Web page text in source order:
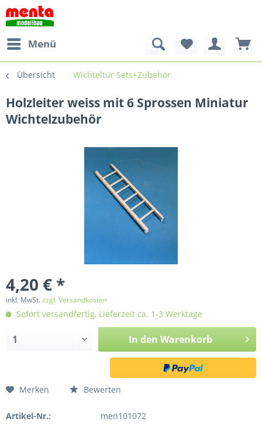
Menü
Übersicht Wichteltür Sets+Zubehör
Holzleiter weiss mit 6 Sprossen Miniatur
Wichtelzubehör
4,20 € *
inkl. MwSt.zzgl. Versandkosten
Sofort versandfertig, Lieferzeit ca. 1-3 Werktage
In den Warenkorb
Merken Bewerten
Artikel-Nr.: men101072